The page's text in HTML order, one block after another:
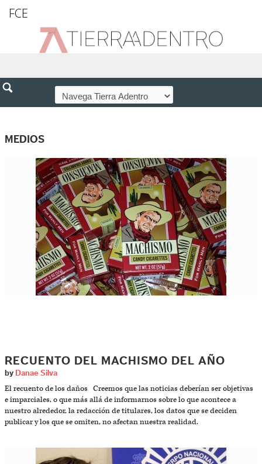
FCE
MEDIOS
RECUENTO DEL MACHISMO DEL AÑO
by Danae Silva
El recuento de los daños Creemos que las noticias deberían ser objetivas
e imparciales, o que más allá de informarnos sobre lo que acontece a
nuestro alrededor, la redacción de titulares, los datos que se deciden
publicar y los que se omiten, no afectan nuestra realidad.